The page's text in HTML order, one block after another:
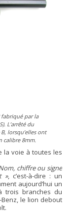
fabriqué par la
L’arrêté du
lorsqu’elles ont
calibre 8mm.
la voie à toutes les
chiffre ou signe
», c’est-à-dire : un
aujourd’hui un
trois branches du
le lion debout